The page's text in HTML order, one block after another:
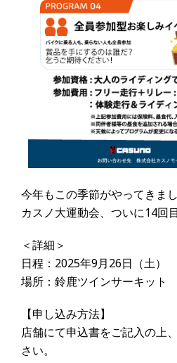
今年もこの季節がやってきま
カスノ大運動会、ついに14回
＜詳細＞
日程：2025年9月26日（土）
場所：鈴鹿ツインサーキット
【申し込み方法】
店舗にて申込書をご記入の上
さい。